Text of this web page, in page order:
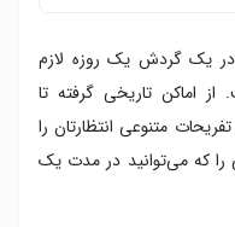
یک گردش یک روزه لازم
اماکن تاریخی گرفته تا
متنوعی انتظارتان را
را که می‌توانید در مدت یک